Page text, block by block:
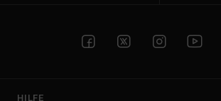
HILFE